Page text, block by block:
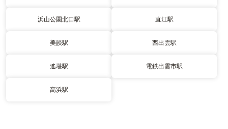
浜山公園北口駅 直江駅
美談駅 西出雲駅
遙堪駅 電鉄出雲市駅
高浜駅